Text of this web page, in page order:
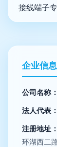
接线端子
企业信息
公司名称：
法人代表：
注册地址：
环湖西二